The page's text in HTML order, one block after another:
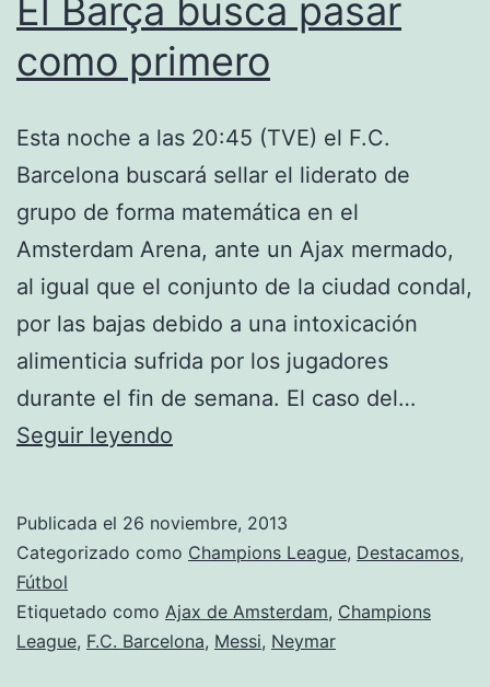
El Barça busca pasar
como primero
Esta noche a las 20:45 (TVE) el F.C.
Barcelona buscará sellar el liderato de
grupo de forma matemática en el
Amsterdam Arena, ante un Ajax mermado,
al igual que el conjunto de la ciudad condal,
por las bajas debido a una intoxicación
alimenticia sufrida por los jugadores
durante el fin de semana. El caso del…
Seguir leyendo
pasar
primero
Publicada el 26 noviembre, 2013
Categorizado como Champions League, Destacamos,
Fútbol
Etiquetado como Ajax de Amsterdam, Champions
League, F.C. Barcelona, Messi, Neymar